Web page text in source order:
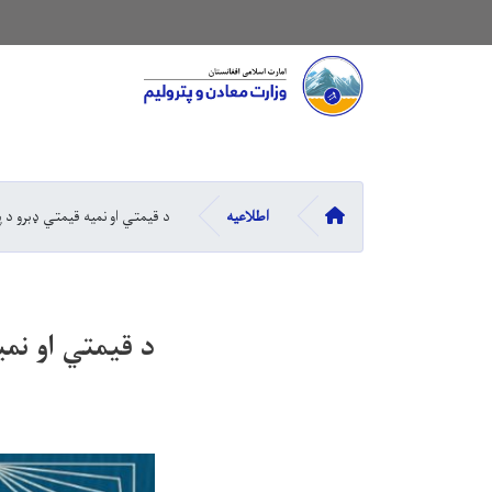
Main navigation
صفحه اصلیاطلاعیه د قیمتي او نمیه قیمتي ډبرو د
د قیمتي او